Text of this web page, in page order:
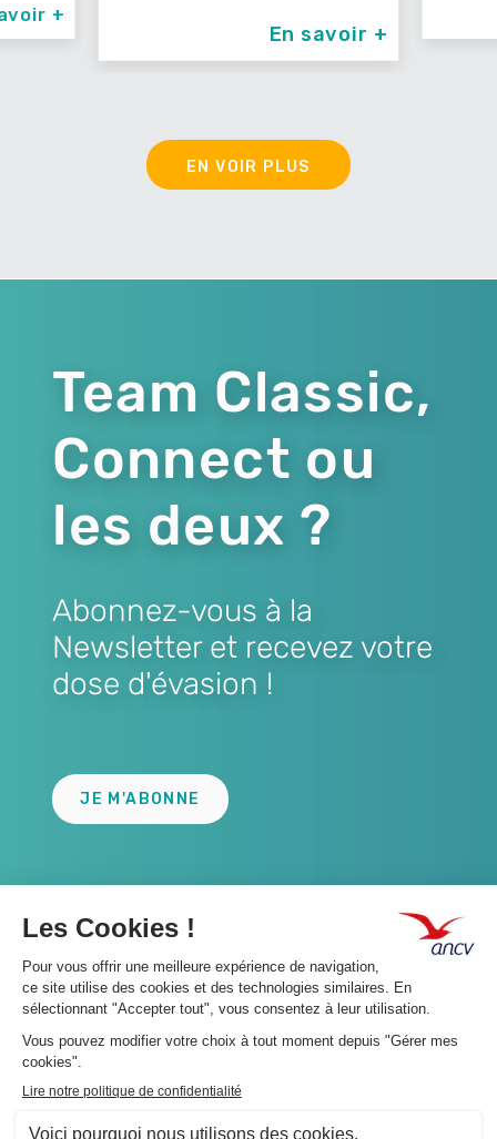
+
En savoir +
EN VOIR PLUS
Team Classic,
Connect ou
les deux ?
Abonnez-vous à la
Newsletter et recevez votre
dose d'évasion !
JE M'ABONNE
A propos 👇
Suivez-nous 👇